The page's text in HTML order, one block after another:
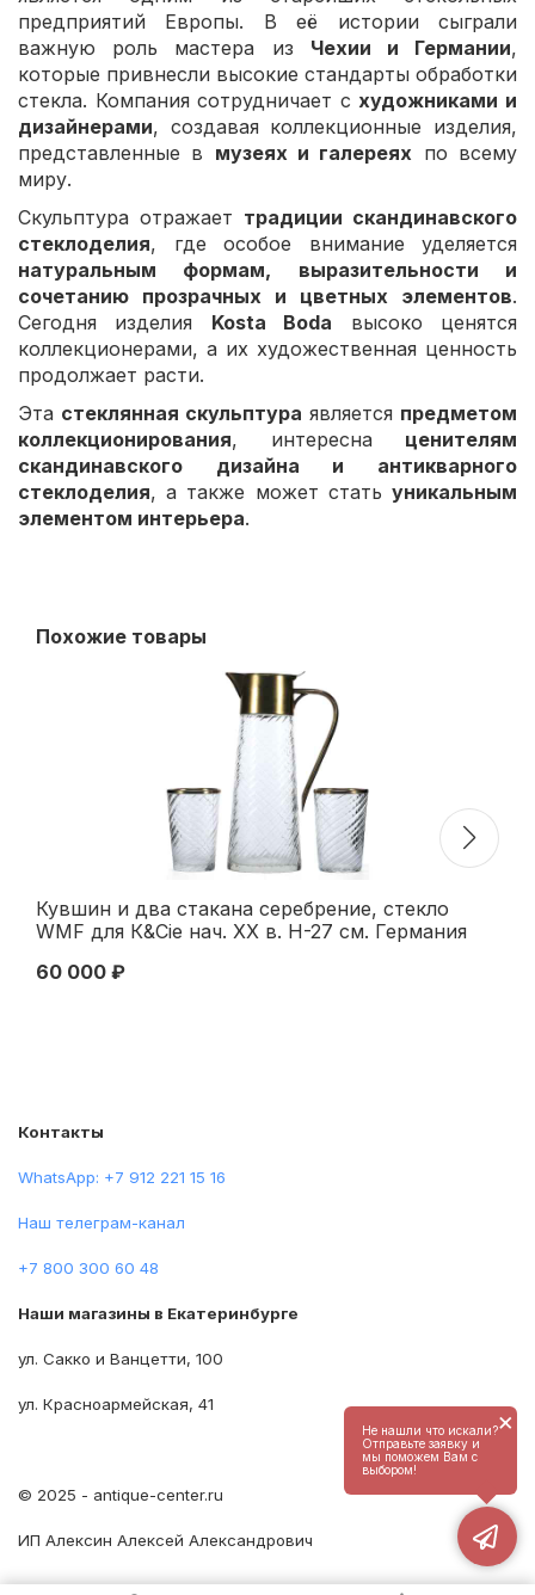
предприятий Европы. В её истории сыграли
важную роль мастера из Чехии и Германии,
которые привнесли высокие стандарты обработки
стекла. Компания сотрудничает с художниками и
дизайнерами, создавая коллекционные изделия,
представленные в музеях и галереях по всему
миру.
Скульптура отражает традиции скандинавского
стеклоделия, где особое внимание уделяется
натуральным формам, выразительности и
сочетанию прозрачных и цветных элементов.
Сегодня изделия Kosta Boda высоко ценятся
коллекционерами, а их художественная ценность
продолжает расти.
Эта стеклянная скульптура является предметом
коллекционирования, интересна ценителям
скандинавского дизайна и антикварного
стеклоделия, а также может стать уникальным
элементом интерьера.
Похожие товары
Кувшин и два стакана серебрение, стекло
WMF для К&Сie нач. ХХ в. Н-27 см. Германия
60 000 ₽
Контакты
WhatsApp: +7 912 221 15 16
Наш телеграм-канал
+7 800 300 60 48
Наши магазины в Екатеринбурге
ул. Сакко и Ванцетти, 100
ул. Красноармейская, 41
© 2025 - antique-center.ru
ИП Алексин Алексей Александрович
Не нашли что искали?
Отправьте заявку и
мы поможем Вам с
выбором!
×